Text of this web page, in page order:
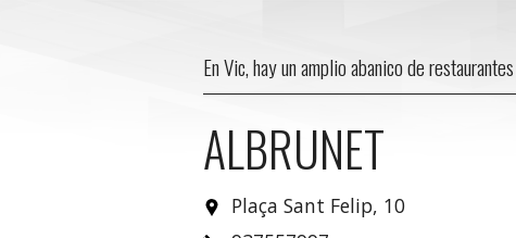
En Vic, hay un amplio abanico de
ALBRUNET
Plaça Sant Felip, 10